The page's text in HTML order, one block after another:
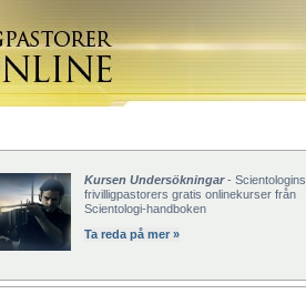
Kursen Undersökningar- Scientologins
frivilligpastorers gratis onlinekurser från
Scientologi-handboken
Ta reda på mer »